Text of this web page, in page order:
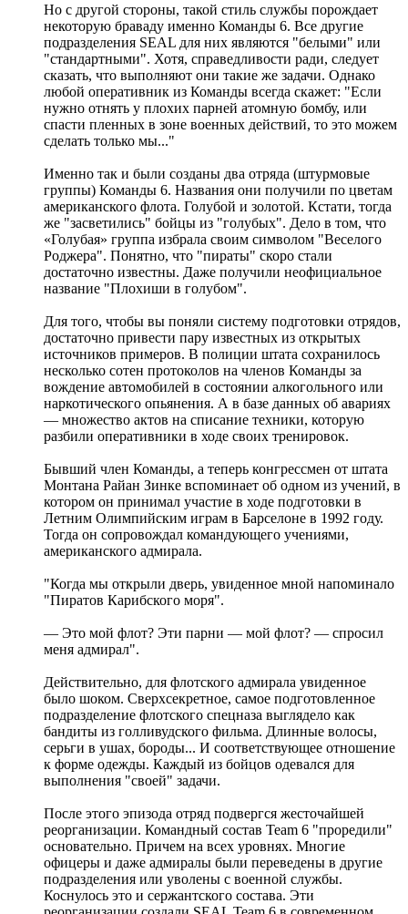
Но с другой стороны, такой стиль службы порождает
некоторую браваду именно Команды 6. Все другие
подразделения SEAL для них являются "белыми" или
"стандартными". Хотя, справедливости ради, следует
сказать, что выполняют они такие же задачи. Однако
любой оперативник из Команды всегда скажет: "Если
нужно отнять у плохих парней атомную бомбу, или
спасти пленных в зоне военных действий, то это можем
сделать только мы..."
Именно так и были созданы два отряда (штурмовые
группы) Команды 6. Названия они получили по цветам
американского флота. Голубой и золотой. Кстати, тогда
же "засветились" бойцы из "голубых". Дело в том, что
«Голубая» группа избрала своим символом "Веселого
Роджера". Понятно, что "пираты" скоро стали
достаточно известны. Даже получили неофициальное
название "Плохиши в голубом".
Для того, чтобы вы поняли систему подготовки отрядов,
достаточно привести пару известных из открытых
источников примеров. В полиции штата сохранилось
несколько сотен протоколов на членов Команды за
вождение автомобилей в состоянии алкогольного или
наркотического опьянения. А в базе данных об авариях
— множество актов на списание техники, которую
разбили оперативники в ходе своих тренировок.
Бывший член Команды, а теперь конгрессмен от штата
Монтана Райан Зинке вспоминает об одном из учений, в
котором он принимал участие в ходе подготовки в
Летним Олимпийским играм в Барселоне в 1992 году.
Тогда он сопровождал командующего учениями,
американского адмирала.
"Когда мы открыли дверь, увиденное мной напоминало
"Пиратов Карибского моря".
— Это мой флот? Эти парни — мой флот? — спросил
меня адмирал".
Действительно, для флотского адмирала увиденное
было шоком. Сверхсекретное, самое подготовленное
подразделение флотского спецназа выглядело как
бандиты из голливудского фильма. Длинные волосы,
серьги в ушах, бороды... И соответствующее отношение
к форме одежды. Каждый из бойцов одевался для
выполнения "своей" задачи.
После этого эпизода отряд подвергся жесточайшей
реорганизации. Командный состав Team 6 "проредили"
основательно. Причем на всех уровнях. Многие
офицеры и даже адмиралы были переведены в другие
подразделения или уволены с военной службы.
Коснулось это и сержантского состава. Эти